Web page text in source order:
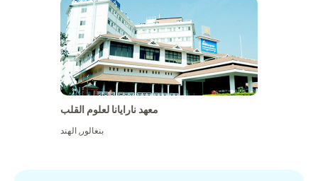
معهد نارايانا لعلوم القلب
بنغالور,الهند